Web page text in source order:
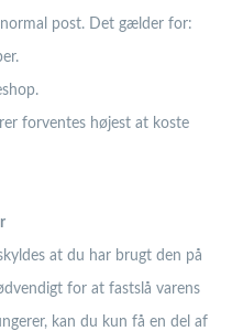
post. Det gælder for:
forventes højest at koste
at du har brugt den på
for at fastslå varens
kan du kun få en del af